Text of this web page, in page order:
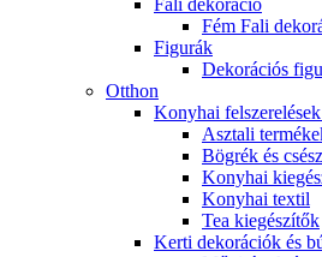
Fali dekoráció
Fém Fali
Figurák
Dekorációs
Otthon
Konyhai
Asztali
Bögrék és
Konyhai
Konyhai textil
Tea kiegészítők
Kerti dekorációk és